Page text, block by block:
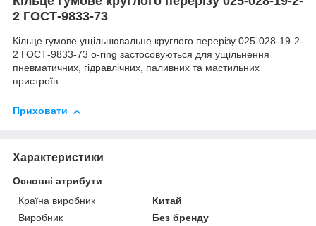
2 ГОСТ-9833-73
Кільце гумове ущільнювальне круглого перерізу 025-028-19-2-
2 ГОСТ-9833-73 o-ring застосовуються для ущільнення
пневматичних, гідравлічних, паливних та мастильних
пристроїв.
Приховати
Характеристики
Основні атрибути
Країна виробник
Китай
Виробник
Без бренду